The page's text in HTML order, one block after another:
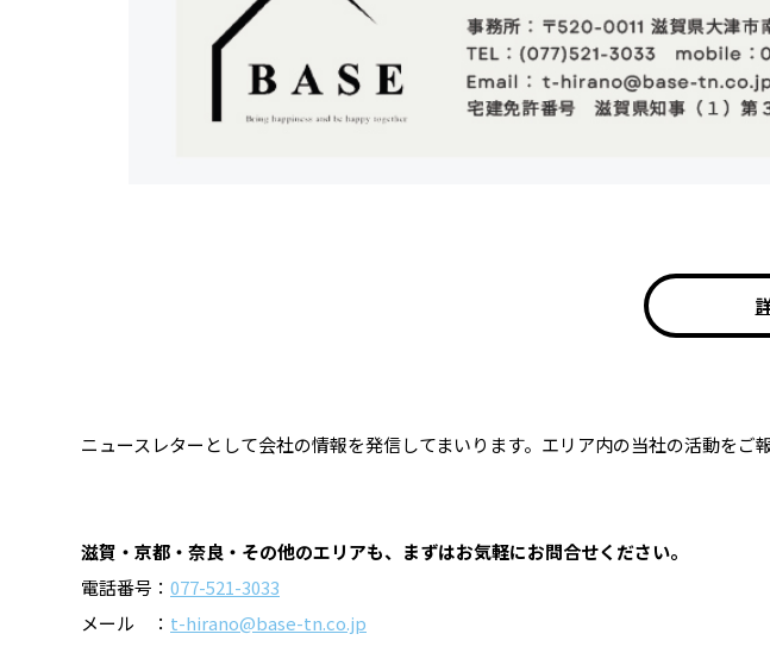
ニュースレターとして会社の情報を発信してまいります。エリア内の当社の活動をご
滋賀・京都・奈良・その他のエリアも、まずはお気軽にお問合せください。
電話番号： 077-521-3033
メール ： t-hirano@base-tn.co.jp